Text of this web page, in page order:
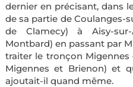
dernier en précisant, dans
de sa partie de Coulanges-
de Clamecy) à Aisy-
Montbard) en passant par
traiter le tronçon
Migennes et Brienon) et
ajoutait-il quand même.